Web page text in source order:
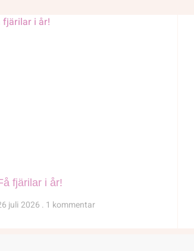
fjärilar i år!
juli 2026 1 kommentar